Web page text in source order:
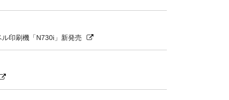
印刷機「N730i」新発売